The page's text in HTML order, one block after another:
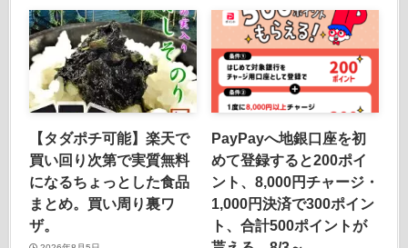
【タダポチ可能】楽天で
買い回り次第で実質無料
になるちょっとした食品
まとめ。買い周り裏ワ
ザ。
PayPayへ地銀口座を初
めて登録すると200ポイ
ント、8,000円チャージ・
1,000円決済で300ポイン
ト、合計500ポイントが